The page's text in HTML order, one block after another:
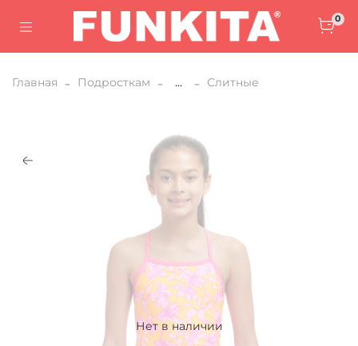
0
Главная Подросткам ... Слитные
Нет в наличии